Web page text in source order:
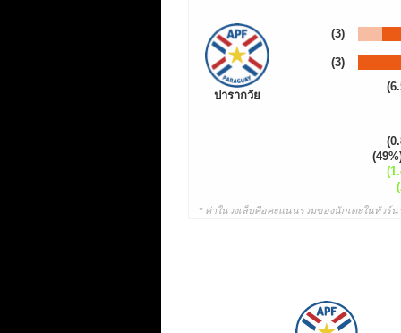
ปารากวัย
(3)
(3)
* ค่าในวงเล็บคือคะแนนรวมของนักเตะในทัวร์